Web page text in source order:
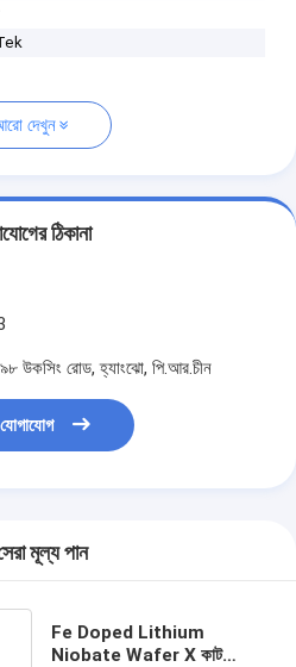
দেখুন
ঠিকানা
উকসিং রোড, হ্যাংঝো, পি.আর.চীন
মূল্য পান
Fe Doped Lithium
Niobate Wafer X কাট